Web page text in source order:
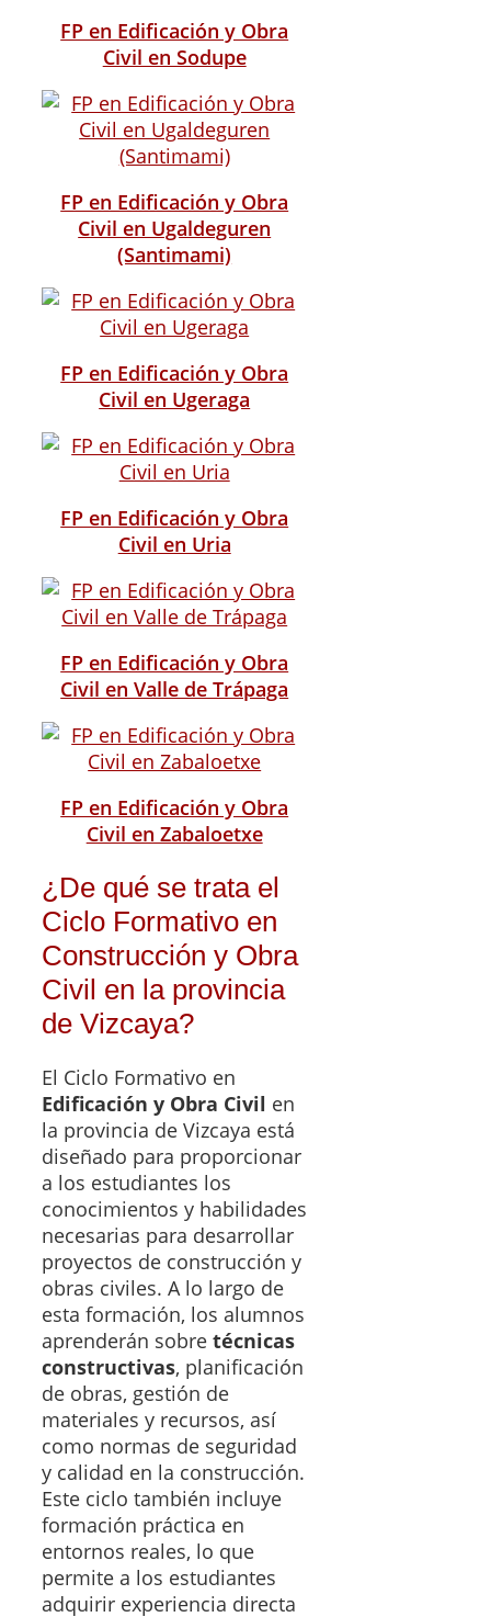
FP en Edificación y Obra
Civil en Sodupe
FP en Edificación y Obra
Civil en Ugaldeguren
(Santimami)
FP en Edificación y Obra
Civil en Ugeraga
FP en Edificación y Obra
Civil en Uria
FP en Edificación y Obra
Civil en Valle de Trápaga
FP en Edificación y Obra
Civil en Zabaloetxe
¿De qué se trata el
Ciclo Formativo en
Construcción y Obra
Civil en la provincia
de Vizcaya?
El Ciclo Formativo en
Edificación y Obra Civil en
la provincia de Vizcaya está
diseñado para proporcionar
a los estudiantes los
conocimientos y habilidades
necesarias para desarrollar
proyectos de construcción y
obras civiles. A lo largo de
esta formación, los alumnos
aprenderán sobre técnicas
constructivas, planificación
de obras, gestión de
materiales y recursos, así
como normas de seguridad
y calidad en la construcción.
Este ciclo también incluye
formación práctica en
entornos reales, lo que
permite a los estudiantes
adquirir experiencia directa